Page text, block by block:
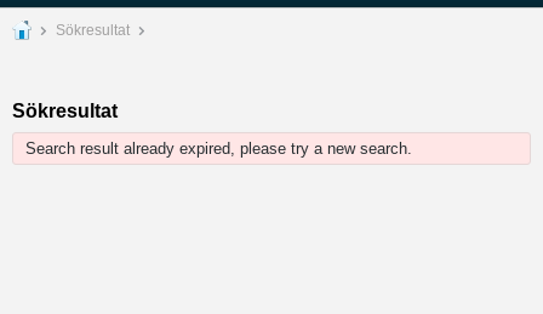
Sökresultat
Sökresultat
Search result already expired, please try a new search.